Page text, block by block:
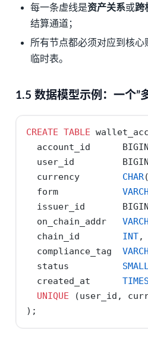
每一条虚线是资产关系或跨
结算通道；
所有节点都必须对应到核心
临时表。
1.5 数据模型示例：一个”
CREATE TABLE
account_id
user_id
  currency
CHAR(
  form
issuer_id
  on_chain_addr
  chain_id
INT
  compliance_tag
  status
  created_at
UNIQUE (user_id,
);